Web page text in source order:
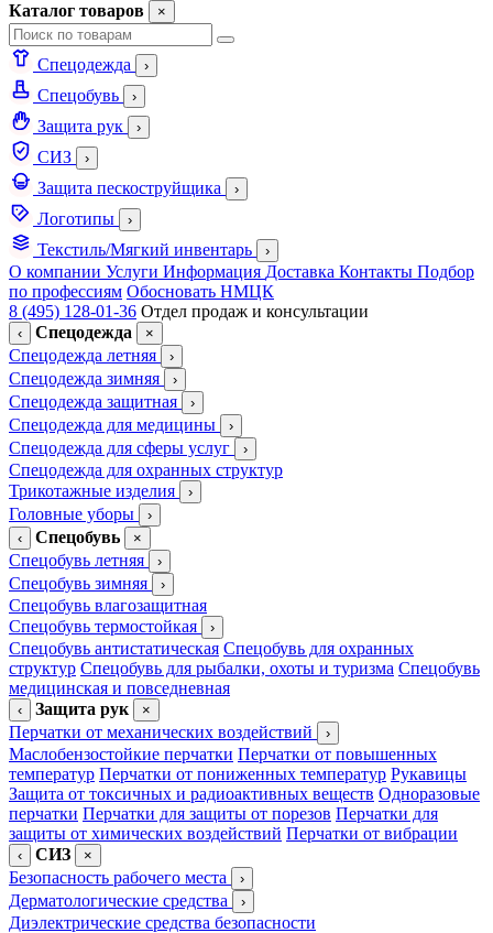
Каталог товаров
×
Спецодежда ›
Спецобувь ›
Защита рук ›
СИЗ ›
Защита пескоструйщика ›
Логотипы ›
Текстиль/Мягкий инвентарь ›
О компании Услуги Информация Доставка Контакты Подбор
по профессиям Обосновать НМЦК
8 (495) 128-01-36 Отдел продаж и консультации
‹ Спецодежда ×
Спецодежда летняя ›
Спецодежда зимняя ›
Спецодежда защитная ›
Спецодежда для медицины ›
Спецодежда для сферы услуг ›
Спецодежда для охранных структур
Трикотажные изделия
›
Головные уборы
›
‹
Спецобувь ×
Спецобувь летняя ›
Спецобувь зимняя ›
Спецобувь влагозащитная
Спецобувь термостойкая
›
Спецобувь антистатическая Спецобувь для охранных
структур Спецобувь для рыбалки, охоты и туризма Спецобувь
медицинская и повседневная
‹ Защита рук ×
Перчатки от механических воздействий ›
Маслобензостойкие перчатки Перчатки от повышенных
температур Перчатки от пониженных температур Рукавицы
Защита от токсичных и радиоактивных веществ Одноразовые
перчатки Перчатки для защиты от порезов Перчатки для
защиты от химических воздействий Перчатки от вибрации
‹ СИЗ ×
Безопасность рабочего места ›
Дерматологические средства ›
Диэлектрические средства безопасности